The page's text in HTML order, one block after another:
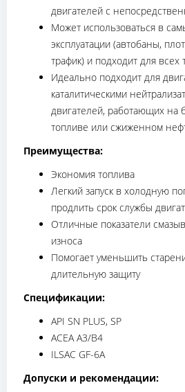
двигателей с
Может использоваться в
эксплуатации (автобаны,
трафик) и подходит для
Идеально подходит для
каталитическими
двигателей, работающих на
топливе или сжиженном
Преимущества:
Экономия топлива
Легкий запуск в холодную
продлить срок службы
Отличные показатели
износа
Помогает уменьшить
длительную защиту
Спецификации:
API SN PLUS, SP
ACEA A3/B4
ILSAC GF-6A
Допуски и рекомендации: